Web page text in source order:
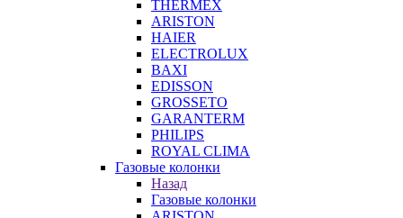
THERMEX
ARISTON
HAIER
ELECTROLUX
BAXI
EDISSON
GROSSETO
GARANTERM
PHILIPS
ROYAL CLIMA
Газовые колонки
Назад
Газовые колонки